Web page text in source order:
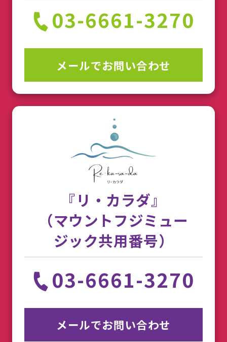
03-6661-3270
メールでお問い合わせ
『リ・カラダ』
（マウントフジミュー
ジック共用番号）
03-6661-3270
メールでお問い合わせ